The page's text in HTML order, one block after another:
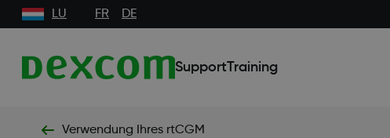
LU FR DE
SupportTraining
Verwendung Ihres rtCGM